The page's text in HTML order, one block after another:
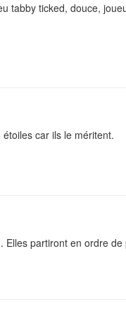
tabby ticked, douce,
car ils le méritent.
partiront en ordre